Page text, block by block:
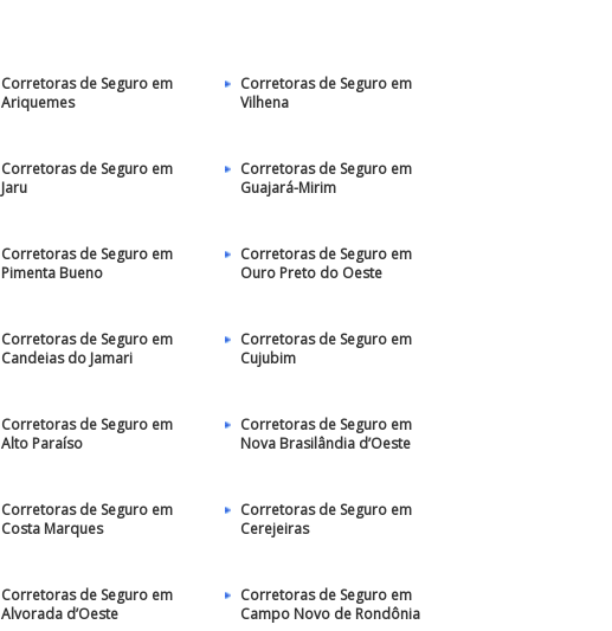
Corretoras de Seguro em
Ariquemes
Corretoras de Seguro em
Vilhena
Corretoras de Seguro em
Jaru
Corretoras de Seguro em
Guajará-Mirim
Corretoras de Seguro em
Pimenta Bueno
Corretoras de Seguro em
Ouro Preto do Oeste
Corretoras de Seguro em
Candeias do Jamari
Corretoras de Seguro em
Cujubim
Corretoras de Seguro em
Alto Paraíso
Corretoras de Seguro em
Nova Brasilândia d’Oeste
Corretoras de Seguro em
Costa Marques
Corretoras de Seguro em
Cerejeiras
Corretoras de Seguro em
Alvorada d’Oeste
Corretoras de Seguro em
Campo Novo de Rondônia